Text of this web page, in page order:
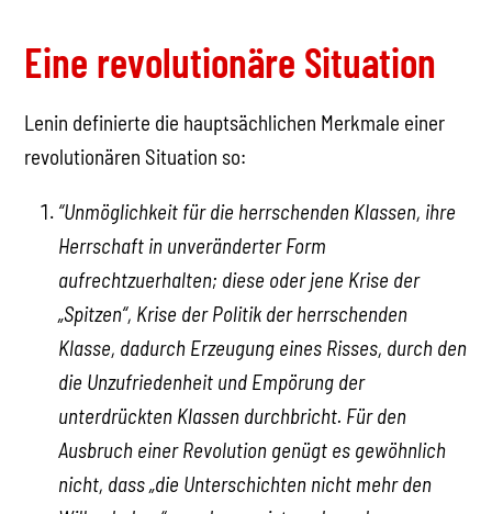
Eine revolutionäre Situation
Lenin definierte die hauptsächlichen Merkmale einer
revolutionären Situation so:
“Unmöglichkeit für die herrschenden Klassen, ihre
Herrschaft in unveränderter Form
aufrechtzuerhalten; diese oder jene Krise der
„Spitzen“, Krise der Politik der herrschenden
Klasse, dadurch Erzeugung eines Risses, durch den
die Unzufriedenheit und Empörung der
unterdrückten Klassen durchbricht. Für den
Ausbruch einer Revolution genügt es gewöhnlich
nicht, dass „die Unterschichten nicht mehr den